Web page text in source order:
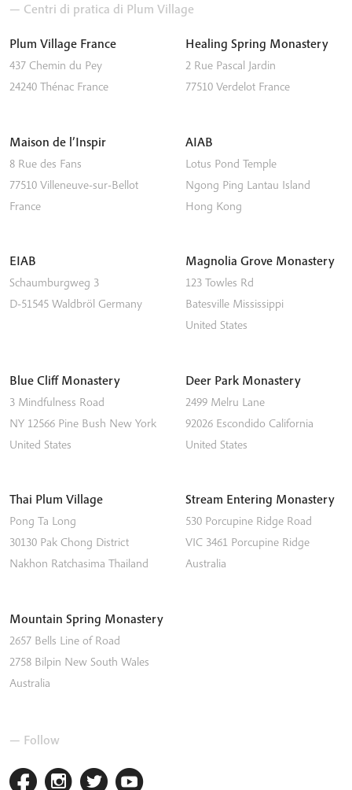
— Centri di pratica di Plum Village
Plum Village France
437 Chemin du Pey
24240 Thénac France
Healing Spring Monastery
2 Rue Pascal Jardin
77510 Verdelot France
Maison de l’Inspir
8 Rue des Fans
77510 Villeneuve-sur-Bellot
France
AIAB
Lotus Pond Temple
Ngong Ping Lantau Island
Hong Kong
EIAB
Schaumburgweg 3
D-51545 Waldbröl Germany
Magnolia Grove Monastery
123 Towles Rd
Batesville Mississippi
United States
Blue Cliff Monastery
3 Mindfulness Road
NY 12566 Pine Bush New York
United States
Deer Park Monastery
2499 Melru Lane
92026 Escondido California
United States
Thai Plum Village
Pong Ta Long
30130 Pak Chong District
Nakhon Ratchasima Thailand
Stream Entering Monastery
530 Porcupine Ridge Road
VIC 3461 Porcupine Ridge
Australia
Mountain Spring Monastery
2657 Bells Line of Road
2758 Bilpin New South Wales
Australia
— Follow